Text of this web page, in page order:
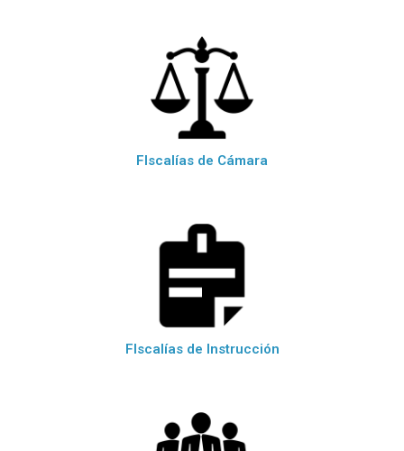
FIscalías de Cámara
FIscalías de Instrucción